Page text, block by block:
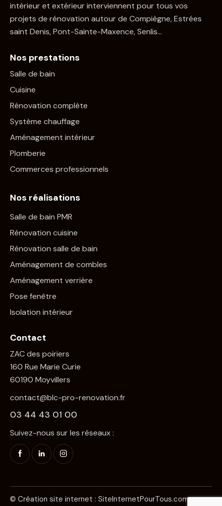
intérieur et extérieur interviennent pour tous vos
projets de rénovation autour de Compiègne, Estrées
saint Denis, Pont-Sainte-Maxence, Senlis…
Nos prestations
Salle de bain
Cuisine
Rénovation complète
Système chauffage
Aménagement intérieur
Plomberie
Commerces professionnels
Nos réalisations
Salle de bain PMR
Rénovation cuisine
Rénovation salle de bain
Aménagement de combles
Aménagement verrière
Pose fenêtre
Isolation intérieur
Contact
ZAC des poiriers
160 Rue Marie Curie
60190 Moyvillers
contact@blc-pro-renovation.fr
03 44 43 01 00
Suivez-nous sur les réseaux :
© Création site internet : SiteInternetPourTous.com